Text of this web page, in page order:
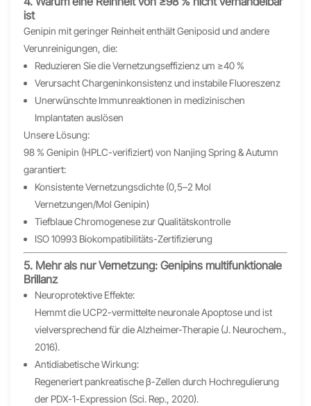
ist
Genipin mit geringer Reinheit enthält Geniposid und andere
Verunreinigungen, die:
Reduzieren Sie die Vernetzungseffizienz um ≥40 %
Verursacht Chargeninkonsistenz und instabile Fluoreszenz
Unerwünschte Immunreaktionen in medizinischen
Implantaten auslösen
Unsere Lösung:
98 % Genipin (HPLC-verifiziert) von Nanjing Spring & Autumn
garantiert:
Konsistente Vernetzungsdichte (0,5–2 Mol
Vernetzungen/Mol Genipin)
Tiefblaue Chromogenese zur Qualitätskontrolle
ISO 10993 Biokompatibilitäts-Zertifizierung
5. Mehr als nur Vernetzung: Genipins multifunktionale
Brillanz
Neuroprotektive Effekte:
Hemmt die UCP2-vermittelte neuronale Apoptose und ist
vielversprechend für die Alzheimer-Therapie (J. Neurochem.,
2016).
Antidiabetische Wirkung:
Regeneriert pankreatische β-Zellen durch Hochregulierung
der PDX-1-Expression (Sci. Rep., 2020).